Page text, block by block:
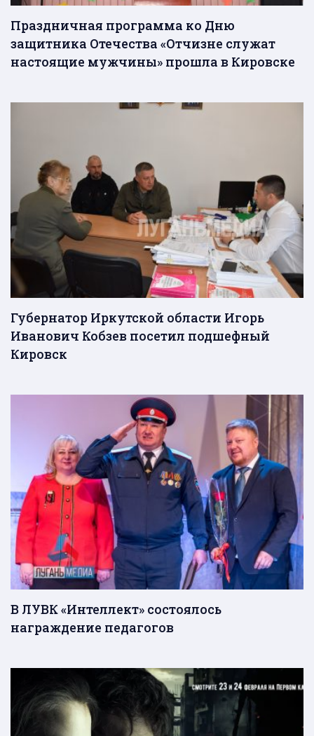
Праздничная программа ко Дню
защитника Отечества «Отчизне служат
настоящие мужчины» прошла в Кировске
Губернатор Иркутской области Игорь
Иванович Кобзев посетил подшефный
Кировск
В ЛУВК «Интеллект» состоялось
награждение педагогов